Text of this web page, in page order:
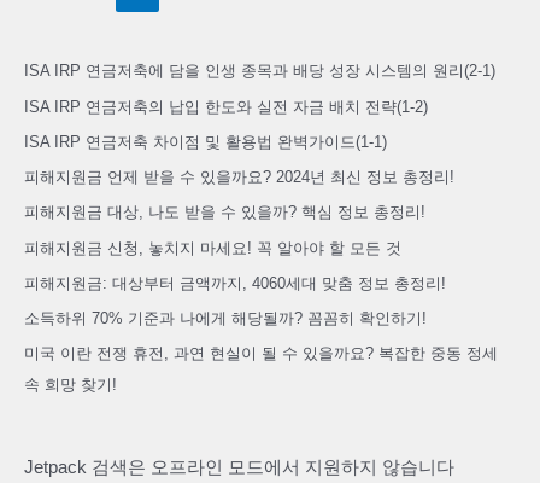
정
상,
나
도
받
을
수
핵
보
ISA IRP 연금저축에 담을 인생 종목과 배당 성장 시스템의 원리(2-1)
ISA IRP 연금저축의 납입 한도와 실전 자금 배치 전략(1-2)
ISA IRP 연금저축 차이점 및 활용법 완벽가이드(1-1)
피해지원금 언제 받을 수 있을까요? 2024년 최신 정보 총정리!
피해지원금 대상, 나도 받을 수 있을까? 핵심 정보 총정리!
피해지원금 신청, 놓치지 마세요! 꼭 알아야 할 모든 것
피해지원금: 대상부터 금액까지, 4060세대 맞춤 정보 총정리!
소득하위 70% 기준과 나에게 해당될까? 꼼꼼히 확인하기!
미국 이란 전쟁 휴전, 과연 현실이 될 수 있을까요? 복잡한 중동 정세
속 희망 찾기!
Jetpack 검색은 오프라인 모드에서 지원하지 않습니다